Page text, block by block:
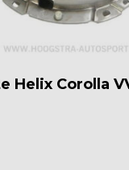
Helix Corolla